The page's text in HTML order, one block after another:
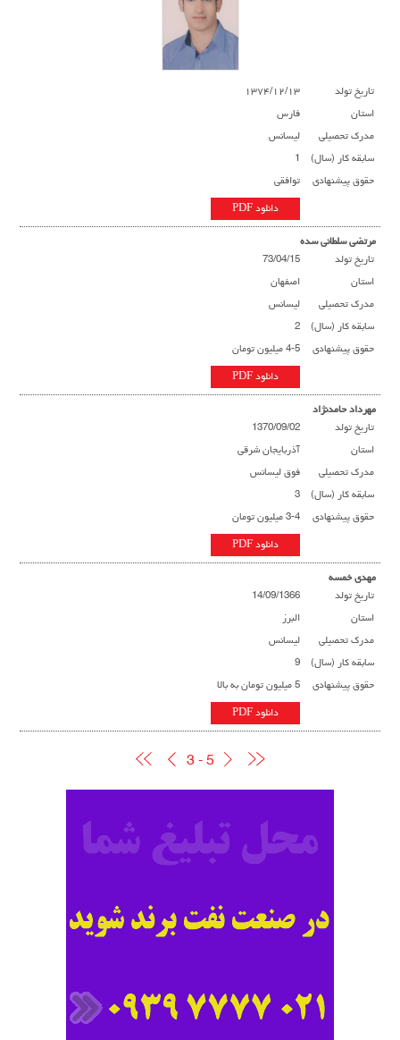
تاریخ تولد
۱۳۷۴/۱۲/۱۳
استان
فارس
مدرک تحصیلی
لیسانس
سابقه کار (سال)
1
حقوق پیشنهادی
توافقی
دانلود PDF
مرتضی سلطانی سده
تاریخ تولد
73/04/15
استان
اصفهان
مدرک تحصیلی
لیسانس
سابقه کار (سال)
2
حقوق پیشنهادی
4-5 میلیون تومان
دانلود PDF
مهرداد حامدنژاد
تاریخ تولد
1370/09/02
استان
آذربایجان شرقی
مدرک تحصیلی
فوق لیسانس
سابقه کار (سال)
3
حقوق پیشنهادی
3-4 میلیون تومان
دانلود PDF
مهدی خمسه
تاریخ تولد
14/09/1366
استان
البرز
مدرک تحصیلی
لیسانس
سابقه کار (سال)
9
حقوق پیشنهادی
5 میلیون تومان به بالا
دانلود PDF
3 - 5